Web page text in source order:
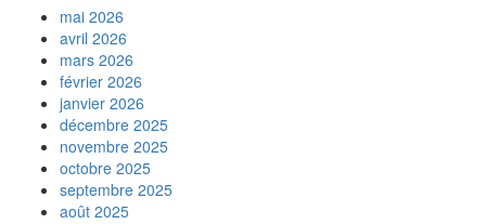
mai 2026
avril 2026
mars 2026
février 2026
janvier 2026
décembre 2025
novembre 2025
octobre 2025
septembre 2025
août 2025